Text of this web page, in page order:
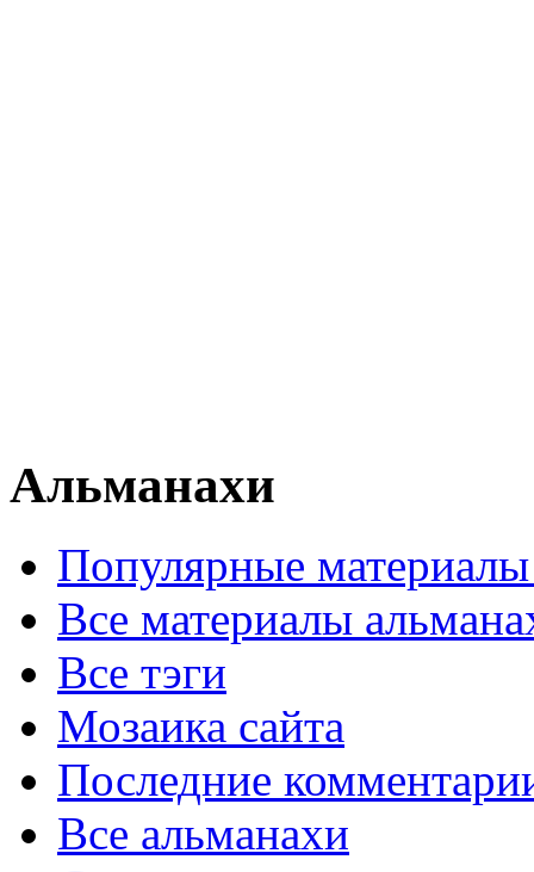
Альманахи
Популярные
Все материалы
Все тэги
Мозаика сайта
Последние
Все альманахи